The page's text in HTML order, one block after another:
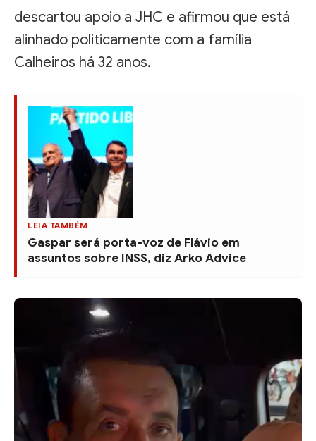
descartou apoio a JHC e afirmou que está
alinhado politicamente com a família
Calheiros há 32 anos.
LEIA TAMBÉM
Gaspar será porta-voz de Flávio em
assuntos sobre INSS, diz Arko Advice